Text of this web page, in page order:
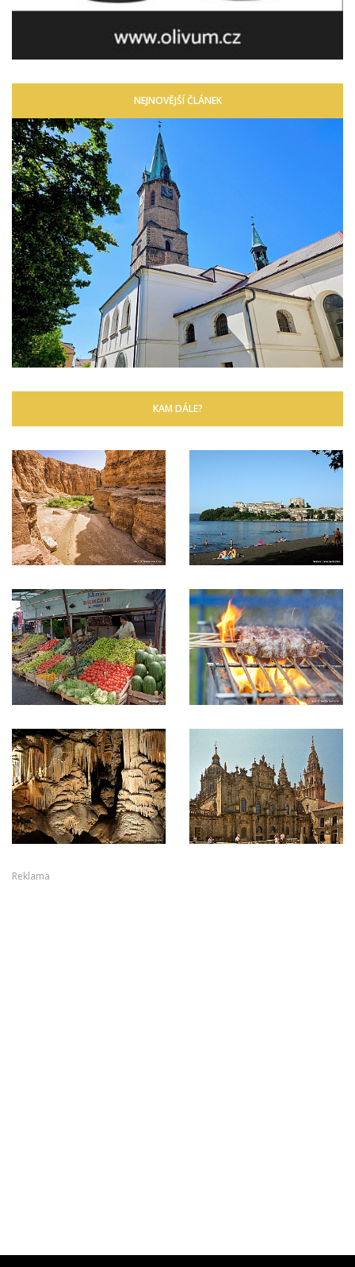
NEJNOVĚJŠÍ ČLÁNEK
KAM DÁLE?
Reklama